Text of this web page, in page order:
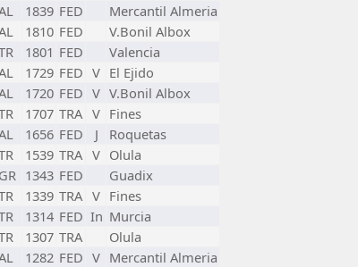
1839 FED
Mercantil Almeria
1810 FED
V.Bonil Albox
1801 FED
Valencia
1729 FED V El Ejido
1720 FED V V.Bonil Albox
1707 TRA V Fines
1656 FED J
Roquetas
1539 TRA V Olula
GR 1343 FED
Guadix
1339 TRA V Fines
1314 FED In Murcia
1307 TRA
Olula
1282 FED V Mercantil Almeria